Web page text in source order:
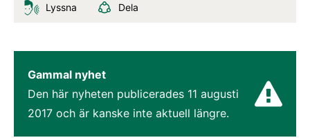
Lyssna Dela
Gammal nyhet
Den här nyheten publicerades 11 augusti
2017 och är kanske inte aktuell längre.